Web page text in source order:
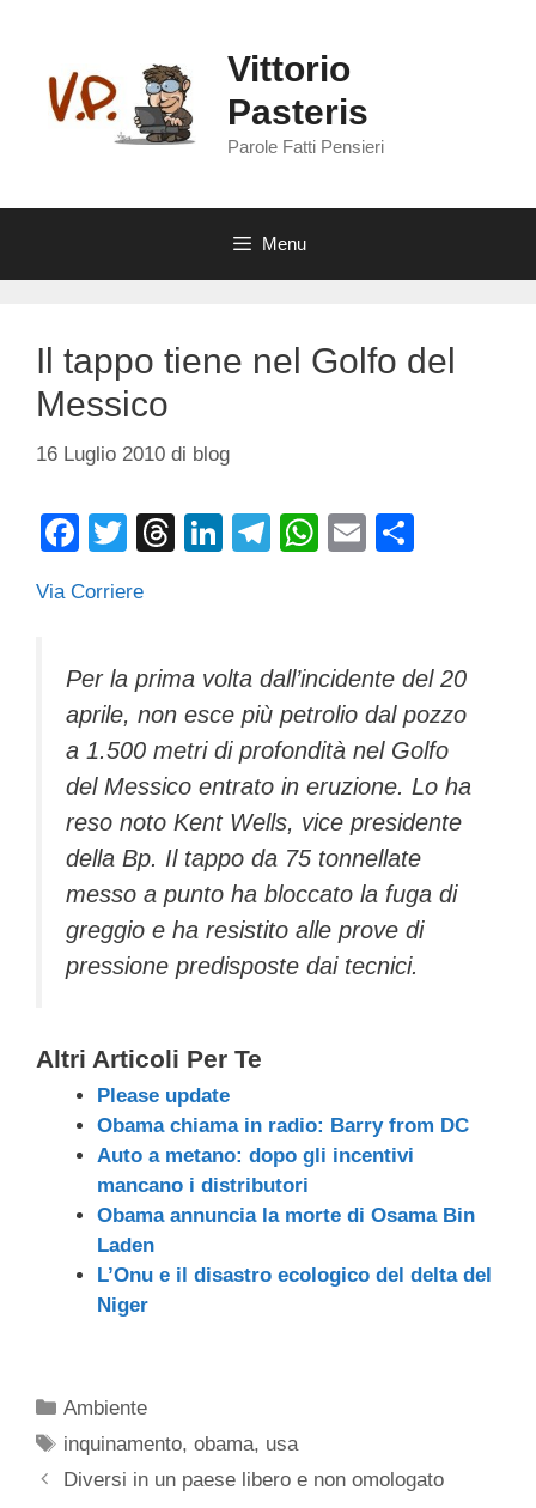
contenuto
Vittorio
Pasteris
Parole Fatti Pensieri
Menu
Il tappo tiene nel Golfo del
Messico
16 Luglio 2010 di blog
F
c
b
o
o
k
T
tt
T
d
s
Li
dI
n
T
a
m
W
A
p
p
E
vi
di
Via Corriere
Per la prima volta dall’incidente del 20
aprile, non esce più petrolio dal pozzo
a 1.500 metri di profondità nel Golfo
del Messico entrato in eruzione. Lo ha
reso noto Kent Wells, vice presidente
della Bp. Il tappo da 75 tonnellate
messo a punto ha bloccato la fuga di
greggio e ha resistito alle prove di
pressione predisposte dai tecnici.
Altri Articoli Per Te
Please update
Obama chiama in radio: Barry from DC
Auto a metano: dopo gli incentivi
mancano i distributori
Obama annuncia la morte di Osama Bin
Laden
L’Onu e il disastro ecologico del delta del
Niger
Categorie
Ambiente
Tag
inquinamento,obama, usa
Diversi in un paese libero e non omologato